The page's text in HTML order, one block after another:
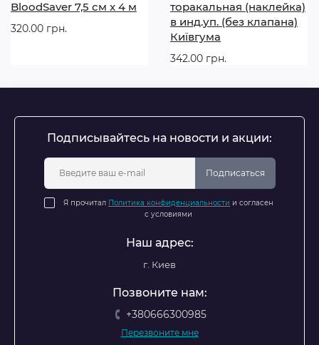
BloodSaver 7,5 см x 4 м
320.00 грн.
торакальная (наклейка)
в инд.уп. (без клапана)
Київгума
342.00 грн.
Подписывайтесь на новости и акции:
Подписаться
Я прочитал Политика конфиденциальности и согласен
с условиями
Наш адрес:
г. Киев
Позвоните нам:
+380666300985
Перезвоните мне